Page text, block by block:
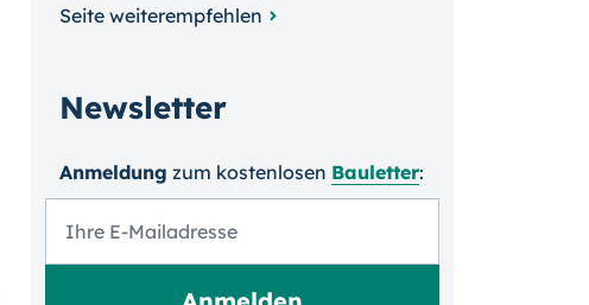
Seite weiterempfehlen
Newsletter
Anmeldung zum kosten­losen Bauletter: